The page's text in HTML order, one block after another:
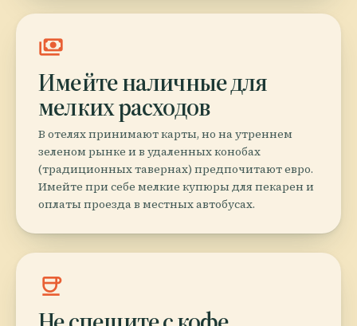
payments
Имейте наличные для
мелких расходов
В отелях принимают карты, но на утреннем
зеленом рынке и в удаленных конобах
(традиционных тавернах) предпочитают евро.
Имейте при себе мелкие купюры для пекарен и
оплаты проезда в местных автобусах.
coffee